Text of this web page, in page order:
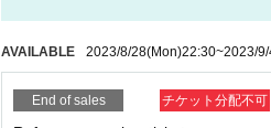
* Movement and exchange of designated
* Dangerous acts that interfere with other
licious act that interferes with other
* Admission and selling products, if an act
AVAILABLE 2023/8/28(Mon)22:30~2023/
End of sales チケット分配不可